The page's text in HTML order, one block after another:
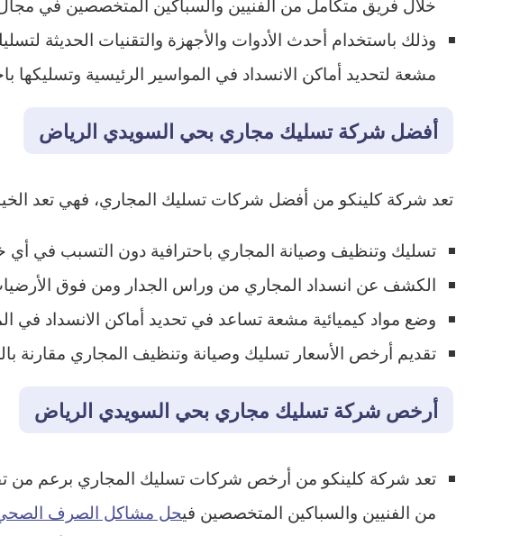
وذلك باستخدام أحدث الأدوات والأجهزة والتقنيات الحديثة
مشعة لتحديد أماكن الانسداد في المواسير الرئيسية
أفضل شركة تسليك مجاري بحي السويدي الرياض
تعد شركة كلينكو من أفضل شركات تسليك المجاري، فهي تعد
تسليك وتنظيف وصيانة المجاري باحترافية دون التسبب في أي
الكشف عن انسداد المجاري من وراس الجدار ومن فوق
وضع مواد كيميائية مشعة تساعد في تحديد أماكن الانسداد في
تقديم أرخص الأسعار تسليك وصيانة وتنظيف المجاري مقارنة
أرخص شركة تسليك مجاري بحي السويدي الرياض
تعد شركة كلينكو من أرخص شركات تسليك المجاري برعم من
من الفنيين والسباكين المتخصصين فيحل مشاكل الصرف الصحي